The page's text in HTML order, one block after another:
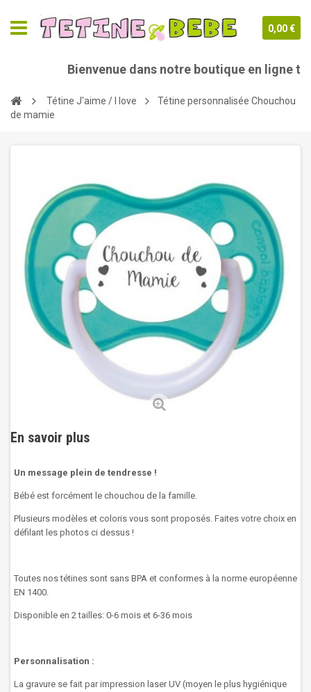
0,00 €
Bienvenue dans notre boutique en ligne
Tétine J'aime / I love
Tétine personnalisée Chouchou
de mamie
En savoir plus
Un message plein de tendresse !
Bébé est forcément le chouchou de la famille.
Plusieurs modèles et coloris vous sont proposés. Faites votre choix en
défilant les photos ci dessus !
Toutes nos tétines sont sans BPA et conformes à la norme européenne
EN 1400.
Disponible en 2 tailles: 0-6 mois et 6-36 mois
Personnalisation :
La gravure se fait parimpression laser UV (moyen le plus hygiénique